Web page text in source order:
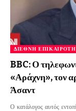
ΔΙΕΘΝΉ
BBC: Ο
«Αράχνη», τον
Άσαντ
Ο κατάλογος αυτός